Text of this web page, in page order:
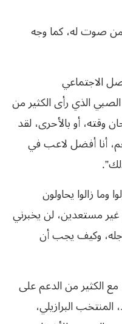
صوت له، كما وجه
الاجتماعي
الذي رأى الكثير من
وقته، أو بالأحرى، لقد
أنا أفضل لاعب في
زالوا يحاولون
غير مستعدين، لن يخبرني
وكيف يجب أن
الكثير من الدعم على
البرازيلي،